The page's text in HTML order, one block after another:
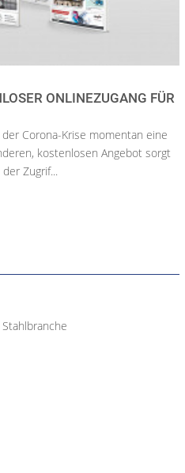
ONLINEZUGANG FÜR
Corona-Krise momentan eine
kostenlosen Angebot sorgt
Zugrif...